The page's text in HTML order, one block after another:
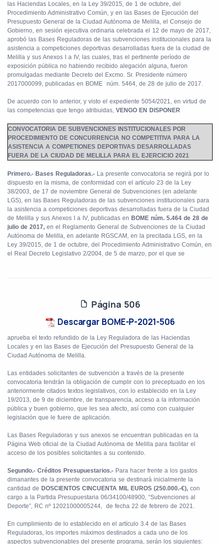
las Haciendas Locales, en la Ley 39/2015, de 1 de octubre, del
Procedimiento Administrativo Común, y en las Bases de Ejecución del
Presupuesto General de la Ciudad Autónoma de Melilla, el Consejo de
Gobierno, en sesión ejecutiva ordinaria celebrada el 12 de mayo de 2017,
aprobó las Bases Reguladoras de las subvenciones institucionales para la
asistencia a competiciones deportivas desarrolladas fuera de la ciudad de
Melilla y sus Anexos I a IV, las cuales, tras el pertinente período de
exposición pública no habiendo recibido alegación alguna, fueron
promulgadas mediante Decreto del Excmo. Sr. Presidente número
2017000099, publicadas en BOME núm. 5464, de 28 de julio de 2017.
De acuerdo con lo anterior, y visto el expediente 5054/2021, en virtud de
las competencias que tengo atribuidas, VENGO EN DISPONER
CONVOCATORIA DE SUBVENCIONES INSTITUCIONALES POR
PROCEDIMIENTO DE CONCURRENCIA NO COMPETITIVA PARA LA
ASISTENCIA A COMPETIONES DEPORTIVAS DESARROLLADAS
FUERA DE LA CIUDAD DE MELILLA PARA EL EJERCICIO 2021
Primero.- Bases Reguladoras.- La presente convocatoria se regirá por lo
dispuesto en la misma, de conformidad con el artículo 23 de la Ley
38/2003, de 17 de noviembre General de Subvenciones (en adelante
LGS), en las Bases Reguladoras de las subvenciones institucionales para
la asistencia a competiciones deportivas desarrolladas fuera de la Ciudad
de Melilla y sus Anexos I a IV, publicadas en BOME núm. 5.464 de 28 de
julio de 2017, en el Reglamento General de Subvenciones de la Ciudad
Autónoma de Melilla, en adelante RGSCAM, en la precitada LGS, en la
Ley 39/2015, de 1 de octubre, del Procedimiento Administrativo Común, en
el Real Decreto Legislativo 2/2004, de 5 de marzo, por el que se
Página 506
Descargar BOME-P-2021-506
aprueba el texto refundido de la Ley Reguladora de las Haciendas
Locales y en las Bases de Ejecución del Presupuesto General de la
Ciudad Autónoma de Melilla.
Las entidades solicitantes de subvención a través de la presente
convocatoria tendrán la obligación de cumplir con lo preceptuado en los
anteriormente citados textos legislativos, con lo establecido en la Ley
19/2013, de 9 de diciembre, de transparencia, acceso a la información
pública y buen gobierno, que les sea afecto, así como con cualquier
legislación que le fuere de aplicación.
Las Bases Reguladoras y sus anexos se encuentran publicadas en la
Página Web oficial de la Ciudad Autónoma de Melilla para facilitar el
acceso de los posibles solicitantes a su contenido.
Segundo.- Créditos Presupuestarios.- Para hacer frente a los gastos
dimanantes de la presente convocatoria se destinará inicialmente la
cantidad de DOSCIENTOS CINCUENTA MIL EUROS (250.000.-€), con
cargo a la Partida Presupuestaria 06/34100/48900, “Subvenciones al
Deporte”, RC nº 12021000005244, de fecha 22 de febrero de 2021.
En cumplimiento de lo establecido en el artículo 3.4 de las Bases
Reguladoras, los importes máximos destinados a cada uno de los
aspectos subvencionables del presente programa, serán los siguientes: